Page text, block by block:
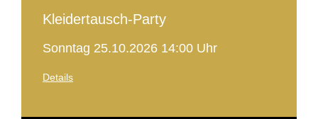
Kleidertausch-Party
Sonntag 25.10.2026 14:00 Uhr
Details